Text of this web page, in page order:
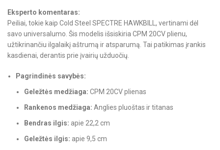
Eksperto komentaras:
Peiliai, tokie kaip Cold Steel SPECTRE HAWKBILL, vertinami dėl
savo universalumo. Šis modelis išsiskiria CPM 20CV plienu,
užtikrinančiu ilgalaikį aštrumą ir atsparumą. Tai patikimas įrankis
kasdienai, derantis prie įvairių užduočių.
Pagrindinės savybės:
Geležtės medžiaga: CPM 20CV plienas
Rankenos medžiaga: Anglies pluoštas ir titanas
Bendras ilgis: apie 22,2 cm
Geležtės ilgis: apie 9,5 cm